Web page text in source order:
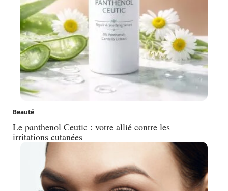
Beauté
Le panthenol Ceutic : votre allié contre les
irritations cutanées